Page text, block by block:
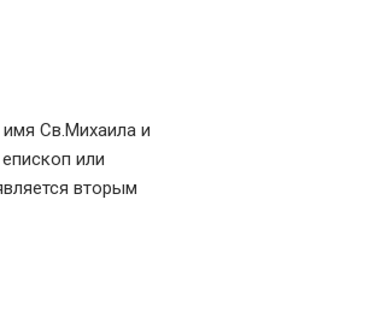
Св.Михаила и
или
вторым